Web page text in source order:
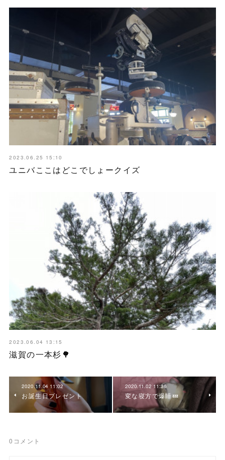
2023.06.25 15:10
ユニバここはどこでしょークイズ
2023.06.04 13:15
滋賀の一本杉🌳
2020.11.04 11:02
お誕生日プレゼント
2020.11.02 11:36
変な寝方で爆睡💤
0 コメント